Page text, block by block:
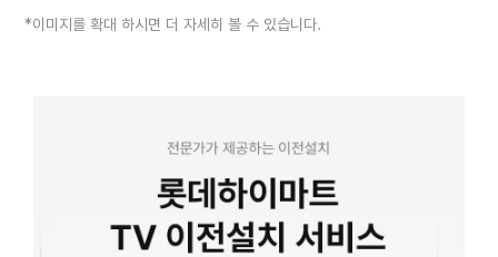
*이미지를 확대 하시면 더 자세히 볼 수 있습니다.